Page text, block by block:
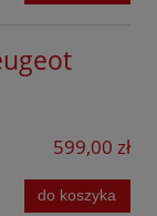
599,00 zł
do koszyka